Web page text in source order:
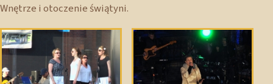
Wnętrze i otoczenie świątyni.